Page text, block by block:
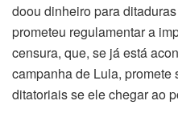
doou dinheiro para
prometeu regulamentar a
censura, que, se já está
campanha de Lula,
ditatoriais se ele chegar ao